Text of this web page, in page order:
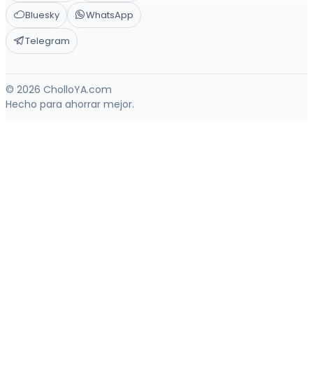
Bluesky
WhatsApp
Telegram
© 2026 CholloYA.com
Hecho para ahorrar mejor.